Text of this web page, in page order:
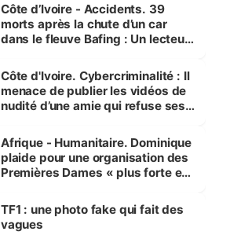
Côte d’Ivoire - Accidents. 39
morts après la chute d’un car
dans le fleuve Bafing : Un lecteur
des Transports
Côte d'Ivoire. Cybercriminalité : Il
menace de publier les vidéos de
nudité d’une amie qui refuse ses
Afrique - Humanitaire. Dominique
plaide pour une organisation des
Premières Dames « plus forte et
sur la scène internationale »
TF1 : une photo fake qui fait des
vagues